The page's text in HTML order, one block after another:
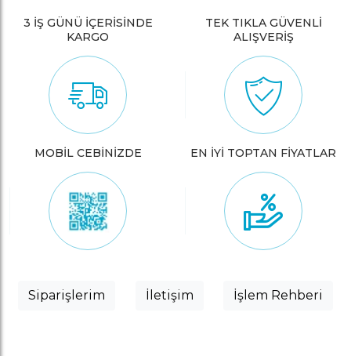
3 İŞ GÜNÜ İÇERİSİNDE
KARGO
TEK TIKLA GÜVENLİ
ALIŞVERİŞ
MOBİL CEBİNİZDE EN İYİ TOPTAN FİYATLAR
Siparişlerim İletişim İşlem Rehberi